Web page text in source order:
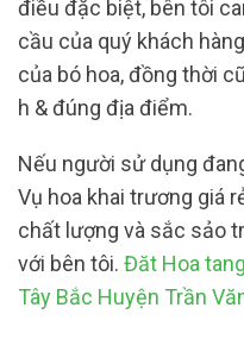
điều đặc biệt, bên tôi
cầu của quý khách
của bó hoa, đồng thời
h & đúng địa điểm.
Nếu người sử dụng
Vụ hoa khai trương giá
chất lượng và sắc sảo
với bên tôi. Đăt Hoa
Tây Bắc Huyện Trần